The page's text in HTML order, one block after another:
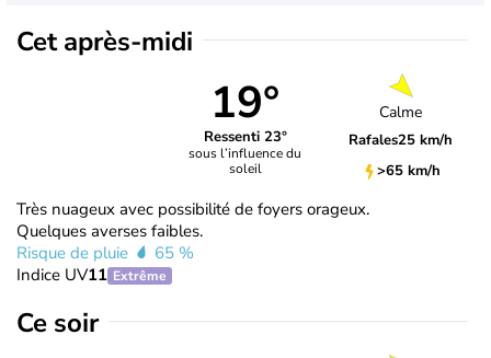
Cet après-midi
19°
Ressenti 23°
sous l’influence du
soleil
Calme
Rafales25 km/h
>65 km/h
Très nuageux avec possibilité de foyers orageux.
Quelques averses faibles.
Risque de pluie
65 %
Indice UV11 Extrême
Ce soir